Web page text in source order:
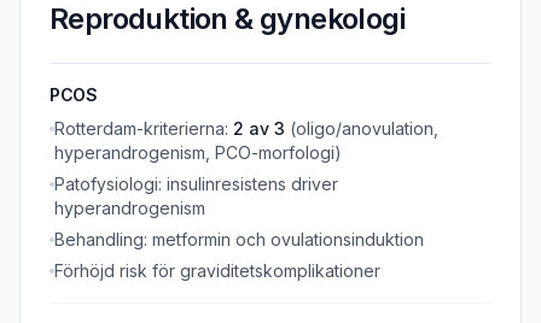
Reproduktion & gynekologi
PCOS
Rotterdam-kriterierna: 2 av 3 (oligo/anovulation,
hyperandrogenism, PCO-morfologi)
Patofysiologi: insulinresistens driver
hyperandrogenism
Behandling: metformin och ovulationsinduktion
Förhöjd risk för graviditetskomplikationer